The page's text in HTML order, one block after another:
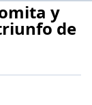
y
de